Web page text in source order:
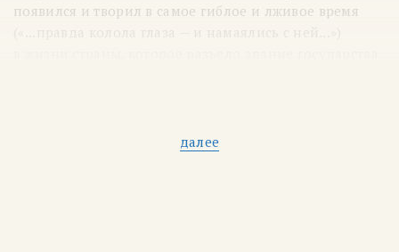
появился и творил в самое гиблое и лживое время
до этого краха совсем немного, пырнув своей
далее